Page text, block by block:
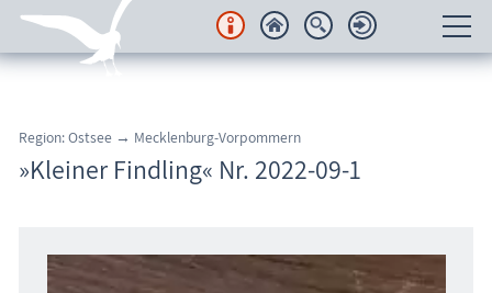
Regionales
Karten
Region: Ostsee → Mecklenburg-Vorpommern
»Kleiner Findling« Nr. 2022-09-1